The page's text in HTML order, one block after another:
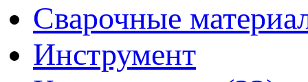
Сварочные
Инструмент